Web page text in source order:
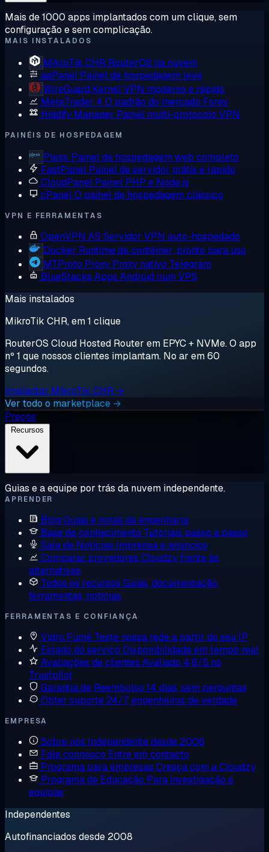
Mais de 1000 apps implantados com um clique, sem
configuração e sem complicação.
MAIS INSTALADOS
MikroTik CHR RouterOS na nuvem
aaPanel Painel de hospedagem leve
WireGuard Kernel VPN moderno e rápido
MetaTrader 4 O padrão do mercado Forex
Hiddify Manager Painel multi-protocolo VPN
PAINÉIS DE HOSPEDAGEM
Plesk Painel de hospedagem web completo
FastPanel Painel de servidor grátis e rápido
CloudPanel Painel PHP e Node.js
cPanelO painel de hospedagem clássico
VPN E FERRAMENTAS
OpenVPN AS Servidor VPN auto-hospedado
Docker Runtime de contêiner, pronto para uso
MTProto Proxy Proxy nativo Telegram
BlueStacks Apps Android num VPS
Mais instalados
MikroTik CHR, em 1 clique
RouterOS Cloud Hosted Router em EPYC + NVMe. O app
nº 1 que nossos clientes implantam. No ar em 60
segundos.
Implantar MikroTik CHR →
Ver todo o marketplace →
Preços
Guias e a equipe por trás da nuvem independente.
APRENDER
Blog Guias e notas de engenharia
Base de conhecimento Tutoriais passo a passo
Sala de Notícias Imprensa e anúncios
Comparar provedores Cloudzy frente às
alternativas
Todos os recursos Guias, documentação,
ferramentas, notícias
FERRAMENTAS E CONFIANÇA
Vidro Fumê Teste nossa rede a partir do seu IP
Estado do serviço Disponibilidade em tempo real
Avaliações de clientes Avaliado 4,6/5 no
Trustpilot
Garantia de Reembolso 14 dias, sem perguntas
Obter suporte 24/7, engenheiros de verdade
EMPRESA
Sobre nós Independente desde 2008
Fale connosco Entre em contacto
Programa para empresas Cresça com a Cloudzy
Programa de Educação Para investigação e
equipas
Independentes
Autofinanciados desde 2008